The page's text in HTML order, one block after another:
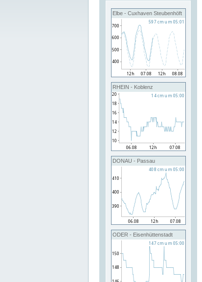
Elbe - Cuxhaven Steubenhöft
RHEIN - Koblenz
DONAU - Passau
ODER - Eisenhüttenstadt